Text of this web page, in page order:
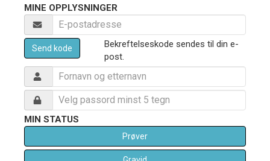
MINE OPPLYSNINGER
Send kode
Bekreftelseskode sendes til din e-
post.
MIN STATUS
Prøver